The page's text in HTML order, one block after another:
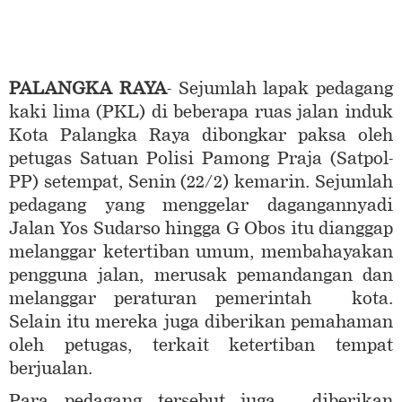
PALANGKA RAYA- Sejumlah lapak pedagang
kaki lima (PKL) di beberapa ruas jalan induk
Kota Palangka Raya dibongkar paksa oleh
petugas Satuan Polisi Pamong Praja (Satpol-
PP) setempat, Senin (22/2) kemarin. Sejumlah
pedagang yang menggelar dagangannyadi
Jalan Yos Sudarso hingga G Obos itu dianggap
melanggar ketertiban umum, membahayakan
pengguna jalan, merusak pemandangan dan
melanggar peraturan pemerintah kota.
Selain itu mereka juga diberikan pemahaman
oleh petugas, terkait ketertiban tempat
berjualan.